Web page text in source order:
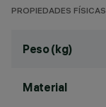
PROPIEDADES FÍSICAS
Peso (kg)
Material